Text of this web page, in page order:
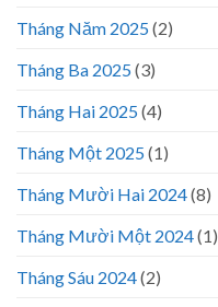
Tháng Năm 2025(2)
Tháng Ba 2025(3)
Tháng Hai 2025(4)
Tháng Một 2025(1)
Tháng Mười Hai 2024(8)
Tháng Mười Một 2024(1)
Tháng Sáu 2024(2)